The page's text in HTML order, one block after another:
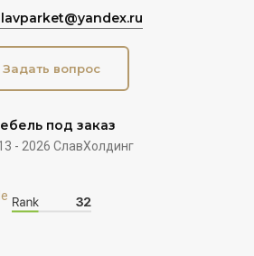
под заказ
- 2026 СлавХолдинг
Задать вопрос